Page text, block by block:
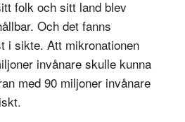
folk och sitt land blev
Och det fanns
i sikte. Att mikronationen
invånare skulle kunna
med 90 miljoner invånare